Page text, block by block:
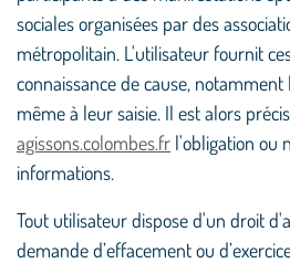
sociales organisées par des
métropolitain. L'utilisateur fournit
connaissance de cause,
même à leur saisie. Il est alors
agissons.colombes.fr l'obligation ou
informations.
Tout utilisateur dispose d'un droit
demande d’effacement ou